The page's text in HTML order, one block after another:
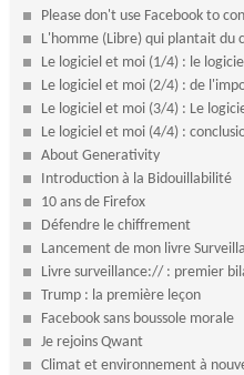
Please don't use Facebook to
L'homme (Libre) qui plantait du
Le logiciel et moi (1/4) : le
Le logiciel et moi (2/4) : de
Le logiciel et moi (3/4) : Le
Le logiciel et moi (4/4) :
About Generativity
Introduction à la Bidouillabilité
10 ans de Firefox
Défendre le chiffrement
Lancement de mon livre
Livre surveillance:// : premier
Trump : la première leçon
Facebook sans boussole morale
Je rejoins Qwant
Climat et environnement à